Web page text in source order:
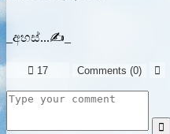
_අහස්...✍️_
 17 Comments (0) 
